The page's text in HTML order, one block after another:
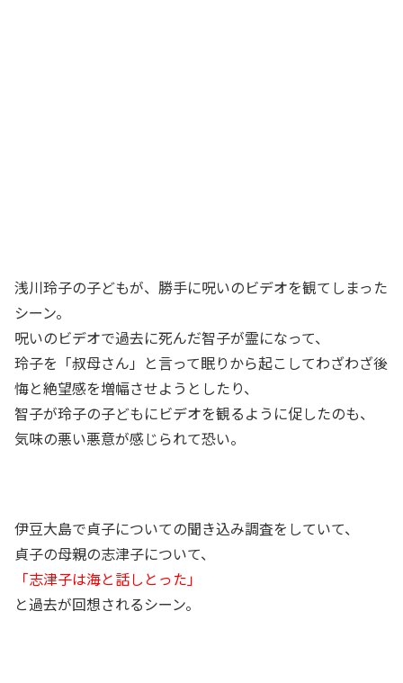
浅川玲子の子どもが、勝手に呪いのビデオを観てしまった
シーン。
呪いのビデオで過去に死んだ智子が霊になって、
玲子を「叔母さん」と言って眠りから起こしてわざわざ後
悔と絶望感を増幅させようとしたり、
智子が玲子の子どもにビデオを観るように促したのも、
気味の悪い悪意が感じられて恐い。
伊豆大島で貞子についての聞き込み調査をしていて、
貞子の母親の志津子について、
「志津子は海と話しとった」
と過去が回想されるシーン。